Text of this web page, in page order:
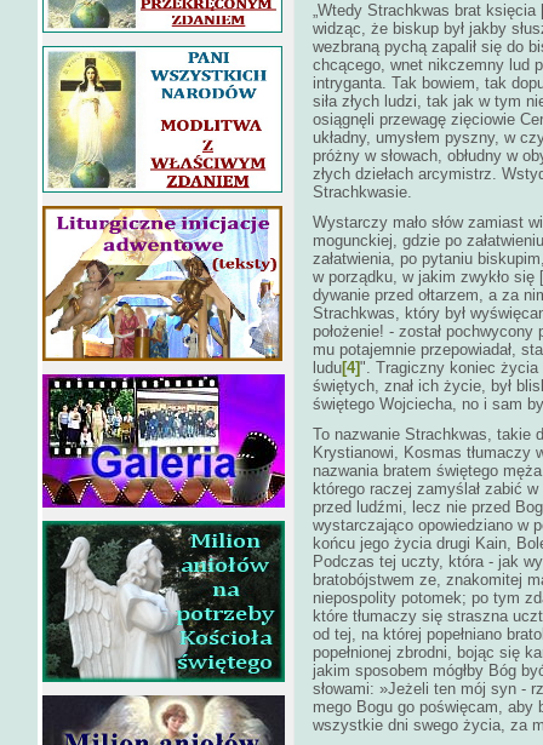
„Wtedy Strachkwas brat
widząc, że biskup był jakby
wezbraną pychą zapalił się do
chcącego, wnet nikczemny lud
intryganta. Tak bowiem, tak
siła złych ludzi, tak jak w tym
osiągnęli przewagę zięciowie
układny, umysłem pyszny, w
próżny w słowach, obłudny w
złych dziełach arcymistrz.
Strachkwasie.
Wystarczy mało słów zamiast
mogunckiej, gdzie po
załatwienia, po pytaniu
w porządku, w jakim zwykło
dywanie przed ołtarzem, a za
Strachkwas, który był
położenie! - został
mu potajemnie przepowiadał,
ludu[4]". Tragiczny koniec życia
świętych, znał ich życie, był
świętego Wojciecha, no i sam
To nazwanie Strachkwas, takie
Krystianowi, Kosmas tłumaczy
nazwania bratem świętego
którego raczej zamyślał zabić
przed ludźmi, lecz nie przed
wystarczająco opowiedziano w
końcu jego życia drugi Kain,
Podczas tej uczty, która - jak
bratobójstwem ze, znakomitej
niepospolity potomek; po tym
które tłumaczy się straszna
od tej, na której popełniano
popełnionej zbrodni, bojąc się
jakim sposobem mógłby Bóg
słowami: »Jeżeli ten mój syn -
mego Bogu go poświęcam, aby
wszystkie dni swego życia, za